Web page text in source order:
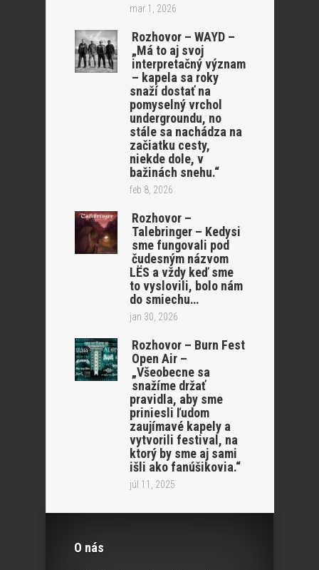
mar 1, 2026
Rozhovor – WAYD –
„Má to aj svoj
interpretačný význam
– kapela sa roky
snaží dostať na
pomyselný vrchol
undergroundu, no
stále sa nachádza na
začiatku cesty,
niekde dole, v
bažinách snehu.“
feb 8, 2026
Rozhovor –
Talebringer – Kedysi
sme fungovali pod
čudesným názvom
LËS a vždy keď sme
to vyslovili, bolo nám
do smiechu…
jan 30, 2026
Rozhovor – Burn Fest
Open Air –
„Všeobecne sa
snažíme držať
pravidla, aby sme
priniesli ľudom
zaujímavé kapely a
vytvorili festival, na
ktorý by sme aj sami
išli ako fanúšikovia.“
júl 11, 2025
O nás